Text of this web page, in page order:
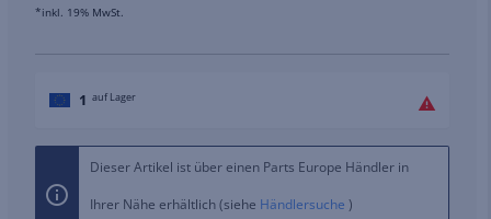
*inkl. 19% MwSt.
1 auf Lager
Dieser Artikel ist über einen Parts Europe Händler in
Ihrer Nähe erhältlich (siehe Händlersuche )